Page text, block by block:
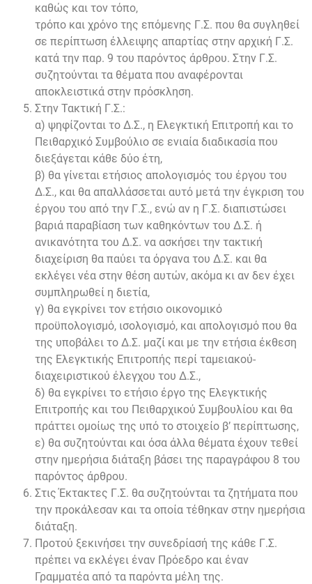
καθώς και τον τόπο,
τρόπο και χρόνο της επόμενης Γ.Σ. που θα συγληθεί
σε περίπτωση έλλειψης απαρτίας στην αρχική Γ.Σ.
κατά την παρ. 9 του παρόντος άρθρου. Στην Γ.Σ.
συζητούνται τα θέματα που αναφέρονται
αποκλειστικά στην πρόσκληση.
Στην Τακτική Γ.Σ.:
α) ψηφίζονται το Δ.Σ., η Ελεγκτική Επιτροπή και το
Πειθαρχικό Συμβούλιο σε ενιαία διαδικασία που
διεξάγεται κάθε δύο έτη,
β) θα γίνεται ετήσιος απολογισμός του έργου του
Δ.Σ., και θα απαλλάσσεται αυτό μετά την έγκριση του
έργου του από την Γ.Σ., ενώ αν η Γ.Σ. διαπιστώσει
βαριά παραβίαση των καθηκόντων του Δ.Σ. ή
ανικανότητα του Δ.Σ. να ασκήσει την τακτική
διαχείριση θα παύει τα όργανα του Δ.Σ. και θα
εκλέγει νέα στην θέση αυτών, ακόμα κι αν δεν έχει
συμπληρωθεί η διετία,
γ) θα εγκρίνει τον ετήσιο οικονομικό
προϋπολογισμό, ισολογισμό, και απολογισμό που θα
της υποβάλει το Δ.Σ. μαζί και με την ετήσια έκθεση
της Ελεγκτικής Επιτροπής περί ταμειακού-
διαχειριστικού έλεγχου του Δ.Σ.,
δ) θα εγκρίνει το ετήσιο έργο της Ελεγκτικής
Επιτροπής και του Πειθαρχικού Συμβουλίου και θα
πράττει ομοίως της υπό το στοιχείο β’ περίπτωσης,
ε) θα συζητούνται και όσα άλλα θέματα έχουν τεθεί
στην ημερήσια διάταξη βάσει της παραγράφου 8 του
παρόντος άρθρου.
Στις Έκτακτες Γ.Σ. θα συζητούνται τα ζητήματα που
την προκάλεσαν και τα οποία τέθηκαν στην ημερήσια
διάταξη.
Προτού ξεκινήσει την συνεδρίασή της κάθε Γ.Σ.
πρέπει να εκλέγει έναν Πρόεδρο και έναν
Γραμματέα από τα παρόντα μέλη της.